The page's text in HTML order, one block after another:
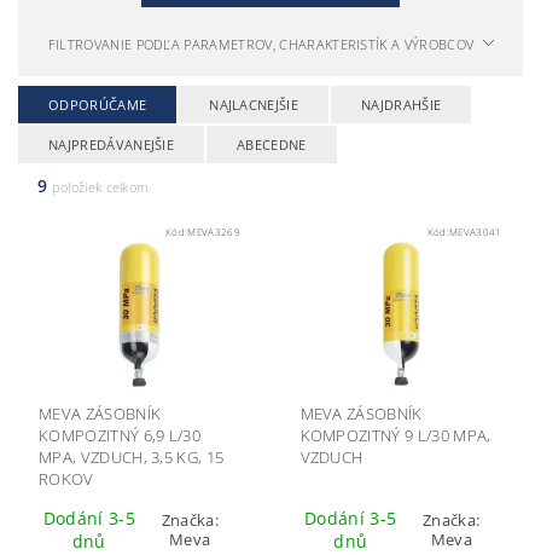
FILTROVANIE PODĽA PARAMETROV, CHARAKTERISTÍK A VÝROBCOV
ODPORÚČAME NAJLACNEJŠIE NAJDRAHŠIE
NAJPREDÁVANEJŠIE ABECEDNE
9 položiek celkom
Kód:MEVA3269
MEVA ZÁSOBNÍK
KOMPOZITNÝ 6,9 L/30
MPA, VZDUCH, 3,5 KG, 15
ROKOV
Dodání 3-5
dnů
Značka:
Meva
Kód: MEVA3041
MEVA ZÁSOBNÍK
KOMPOZITNÝ 9 L/30 MPA,
VZDUCH
Dodání 3-5
dnů
Značka:
Meva